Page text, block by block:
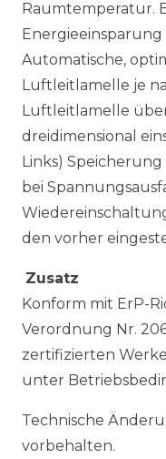
Raumtemperatur.
Automatische,
Luftleitlamelle je
Luftleitlamelle
dreidimensional
Links)
bei
den vorher
Zusatz
Konform mit ErP-
Verordnung Nr.
zertifizierten
unter
Technische
vorbehalten.